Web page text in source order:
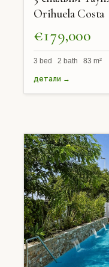
Orihuela Costa
€179,000
3 bed 2 bath 83 m²
детали →